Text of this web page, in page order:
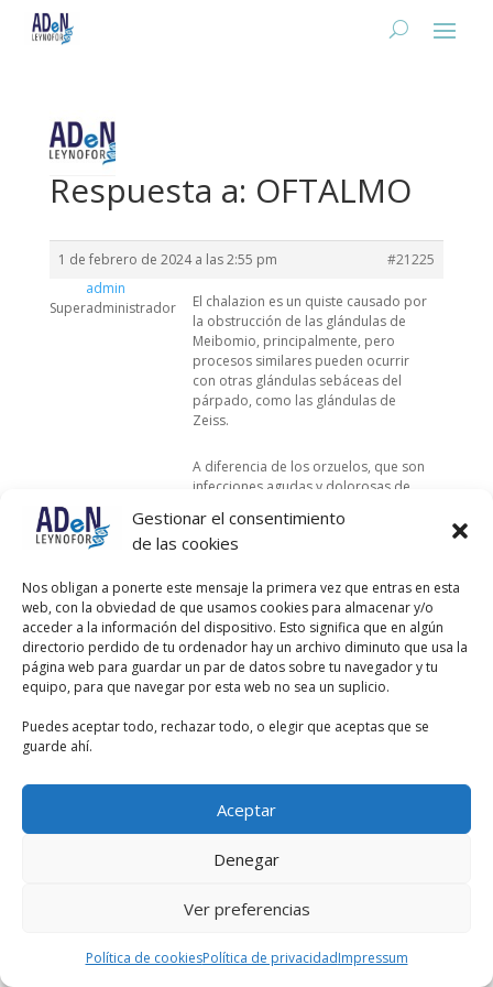
Gestionar el consentimiento
de las cookies
Nos obligan a ponerte este mensaje la primera vez que entras en esta
web, con la obviedad de que usamos cookies para almacenar y/o
acceder a la información del dispositivo. Esto significa que en algún
directorio perdido de tu ordenador hay un archivo diminuto que usa la
página web para guardar un par de datos sobre tu navegador y tu
equipo, para que navegar por esta web no sea un suplicio.
Puedes aceptar todo, rechazar todo, o elegir que aceptas que se
guarde ahí.
Aceptar
Denegar
Ver preferencias
Política de cookiesPolítica de privacidadImpressum
Respuesta a: OFTALMO
1 de febrero de 2024 a las 2:55 pm
#21225
admin
Superadministrador
El chalazion es un quiste causado por
la obstrucción de las glándulas de
Meibomio, principalmente, pero
procesos similares pueden ocurrir
con otras glándulas sebáceas del
párpado, como las glándulas de
Zeiss.
A diferencia de los orzuelos, que son
infecciones agudas y dolorosas de
los chalaziones son generalmente
indoloros y representan una reacción
ha sido extravasado en el tejido del
párpado. Es la clínica del nódulo y no
la localización la que nos da la
respuesta correcta en este caso.